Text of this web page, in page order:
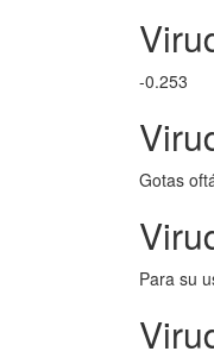
-0.253
Gotas
Para su